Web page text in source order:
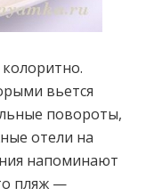
колоритно.
вьется
повороты,
отели на
напоминают
пляж —